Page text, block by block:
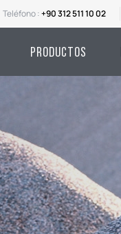
Teléfono :+90 312 511 10 02
PRODUCTOS